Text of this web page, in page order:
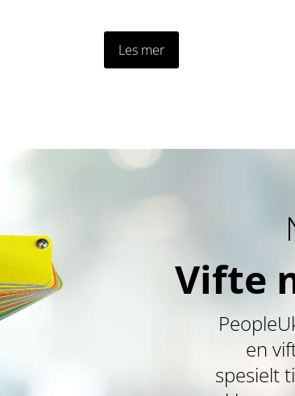
Les mer
Vifte
en
spesielt